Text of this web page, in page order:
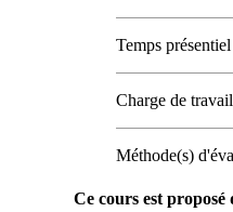
Temps
Charge de
Méthode(s)
Ce cours est proposé